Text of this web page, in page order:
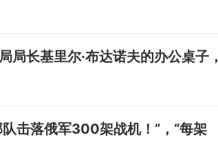
局长基里尔·布达诺夫的办公桌子
击落俄军300架战机！”，“每架